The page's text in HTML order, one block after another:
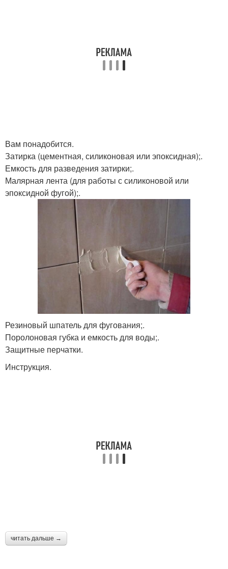
Вам понадобится.
Затирка (цементная, силиконовая или эпоксидная);.
Емкость для разведения затирки;.
Малярная лента (для работы с силиконовой или
эпоксидной фугой);.
Резиновый шпатель для фугования;.
Поролоновая губка и емкость для воды;.
Защитные перчатки.
Инструкция.
читать дальше →